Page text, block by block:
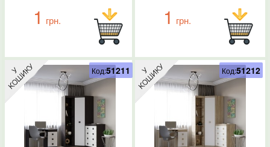
1 грн. 1 грн.
Код:51211 Код:51212